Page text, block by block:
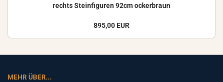
rechts Stein­fi­gu­ren 92cm ocker­braun
895,00 EUR
MEHR ÜBER...